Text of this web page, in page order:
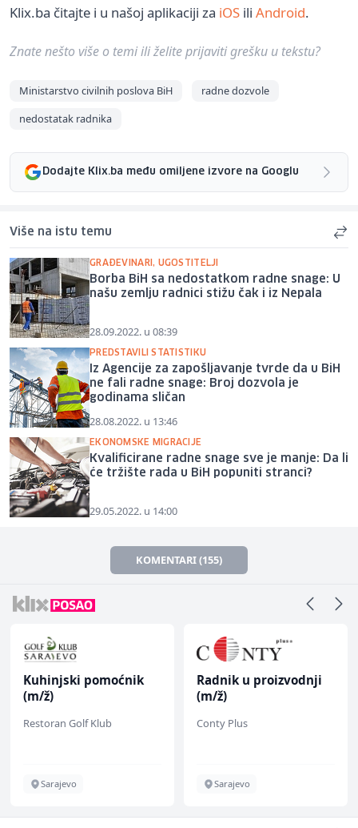
Klix.ba čitajte i u našoj aplikaciji za iOS ili Android.
Znate nešto više o temi ili želite prijaviti grešku u tekstu?
Ministarstvo civilnih poslova BiH
radne dozvole
nedostatak radnika
Dodajte Klix.ba među omiljene izvore na Googlu
Više na istu temu
GRAĐEVINARI, UGOSTITELJI
Borba BiH sa nedostatkom radne snage: U
našu zemlju radnici stižu čak i iz Nepala
28.09.2022. u 08:39
PREDSTAVILI STATISTIKU
Iz Agencije za zapošljavanje tvrde da u BiH
ne fali radne snage: Broj dozvola je
godinama sličan
28.08.2022. u 13:46
EKONOMSKE MIGRACIJE
Kvalificirane radne snage sve je manje: Da li
će tržište rada u BiH popuniti stranci?
29.05.2022. u 14:00
KOMENTARI (155)
Kuhinjski pomoćnik
(m/ž)
Restoran Golf Klub
Sarajevo
Radnik u proizvodnji
(m/ž)
Conty Plus
Sarajevo